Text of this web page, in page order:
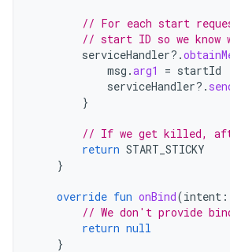
// For each start
// start ID so we know
serviceHandler?.
msg .arg1 = startId
serviceHandler?.
}
// If we get killed,
return START_STICKY
}
override fun onBind(intent :
// We don't provide
return null
}